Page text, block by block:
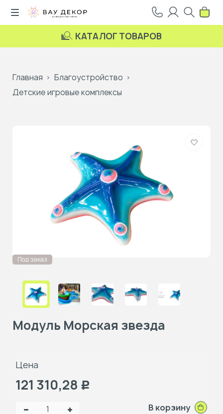
КАТАЛОГ ТОВАРОВ
Главная
Благоустройство
Детские игровые комплексы
Под заказ
Модуль Морская звезда
Цена
121 310,28 Р
В корзину